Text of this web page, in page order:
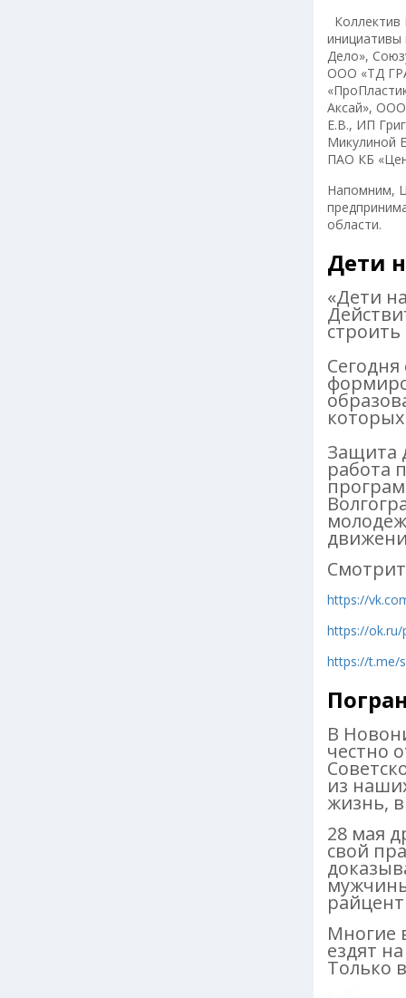
Коллектив
инициативы
Дело»,
ООО «ТД
Аксай»,
Е.В., ИП
Микулиной
ПАО КБ
Напомним,
области.
Дети
«Дети
Сегодня
Защита
работа
https://
https://ok.ru/
https://t.me/
В
честно
из
жизнь,
28 мая
свой
Многие
ездят
Только